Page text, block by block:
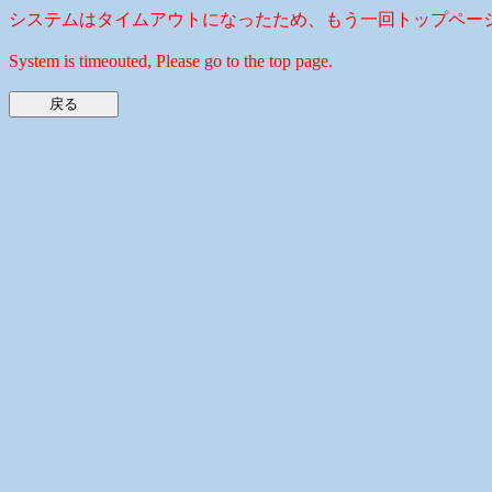
システムはタイムアウトになったため、もう一回トップペー
System is timeouted, Please go to the top page.